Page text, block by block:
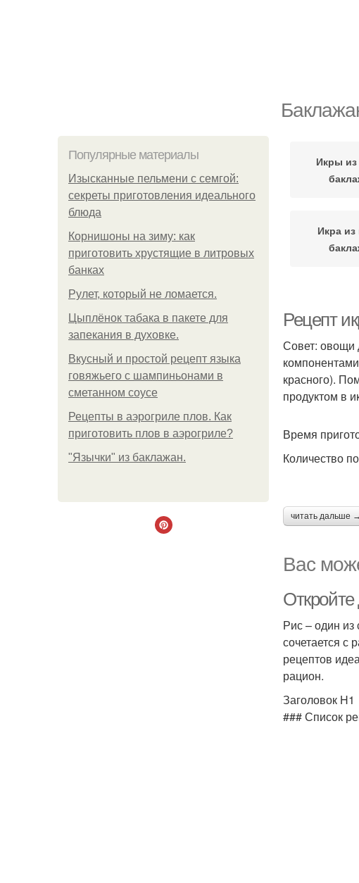
Популярные материалы
Изысканные пельмени с семгой:
секреты приготовления идеального
блюда
Корнишоны на зиму: как
приготовить хрустящие в литровых
банках
Рулет, который не ломается.
Цыплёнок табака в пакете для
запекания в духовке.
Вкусный и простой рецепт языка
говяжьего с шампиньонами в
сметанном соусе
Рецепты в аэрогриле плов. Как
приготовить плов в аэрогриле?
"Язычки" из баклажан.
Икры
Икра
Рецепт
Совет: овощи
красного).
продуктом в
Время
Количество
читать дальше →
Вас
Рис – один
сочетается
рецептов
рацион.
Заголовок H1
### Список